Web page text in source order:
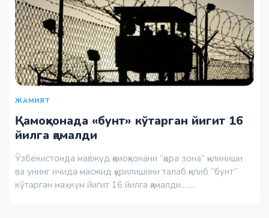
ЖАМИЯТ
Қамоқхонада «бунт» кўтарган йигит 16
йилга қамалди
Ўзбекистонда мавжуд қамоқхонани “қора зона” қилиниши
ва унинг ичида масжид қурилишини талаб қилиб “бунт”
кўтарган маҳкум йигит 16 йилга қамалди.…...